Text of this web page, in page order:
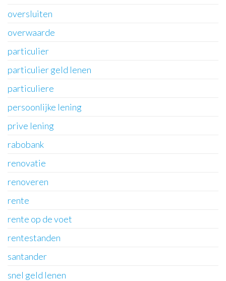
oversluiten
overwaarde
particulier
particulier geld lenen
particuliere
persoonlijke lening
prive lening
rabobank
renovatie
renoveren
rente
rente op de voet
rentestanden
santander
snel geld lenen